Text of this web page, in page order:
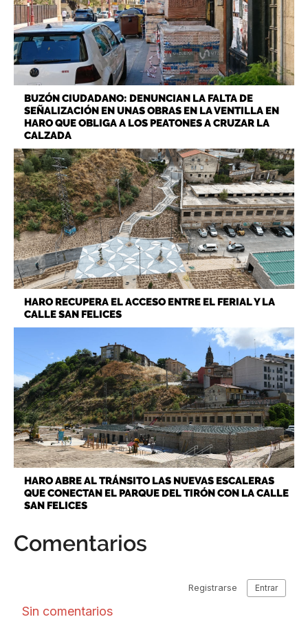
BUZÓN CIUDADANO: DENUNCIAN LA FALTA DE
SEÑALIZACIÓN EN UNAS OBRAS EN LA VENTILLA EN
HARO QUE OBLIGA A LOS PEATONES A CRUZAR LA
CALZADA
HARO RECUPERA EL ACCESO ENTRE EL FERIAL Y LA
CALLE SAN FELICES
HARO ABRE AL TRÁNSITO LAS NUEVAS ESCALERAS
QUE CONECTAN EL PARQUE DEL TIRÓN CON LA CALLE
SAN FELICES
Comentarios